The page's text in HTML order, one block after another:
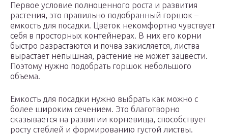
Первое условие полноценного роста и развития
растения, это правильно подобранный горшок –
емкость для посадки. Цветок некомфортно чувствует
себя в просторных контейнерах. В них его корни
быстро разрастаются и почва закисляется, листва
вырастает непышная, растение не может зацвести.
Поэтому нужно подобрать горшок небольшого
объема.
Емкость для посадки нужно выбрать как можно с
более широким сечением. Это благотворно
сказывается на развитии корневища, способствует
росту стеблей и формированию густой листвы.